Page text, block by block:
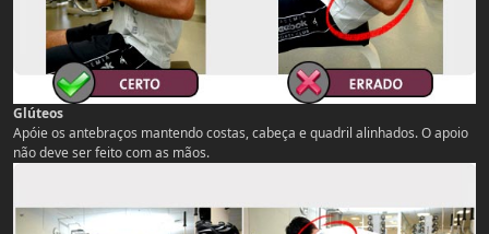
Glúteos
Apóie os antebraços mantendo costas, cabeça e quadril alinhados. O apoio
não deve ser feito com as mãos.